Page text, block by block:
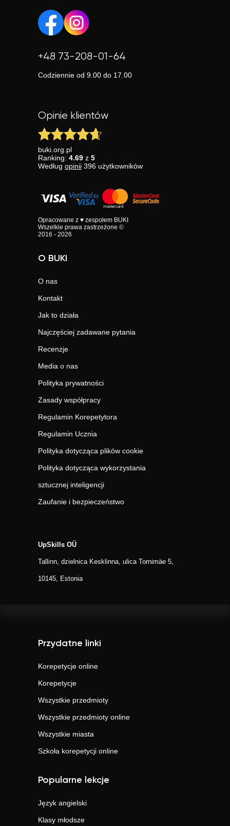
+48 73-208-01-64
Codziennie od 9.00 do 17.00
Opinie klientów
buki.org.pl
Ranking: 4.69 z 5
Według opinii 396 użytkowników
Opracowane z ♥ zespołem BUKI
Wszelkie prawa zastrzeżone ©
2016 - 2026
O BUKI
O nas
Kontakt
Jak to działa
Najczęściej zadawane pytania
Recenzje
Media o nas
Polityka prywatności
Zasady współpracy
Regulamin Korepetytora
Regulamin Ucznia
Polityka dotycząca plików cookie
Polityka dotycząca wykorzystania
sztucznej inteligencji
Zaufanie i bezpieczeństwo
UpSkills OÜ
Tallinn, dzielnica Kesklinna, ulica Tornimäe 5,
10145, Estonia
Przydatne linki
Korepetycje online
Korepetycje
Wszystkie przedmioty
Wszystkie przedmioty online
Wszystkie miasta
Szkoła korepetycji online
Popularne lekcje
Język angielski
Klasy młodsze